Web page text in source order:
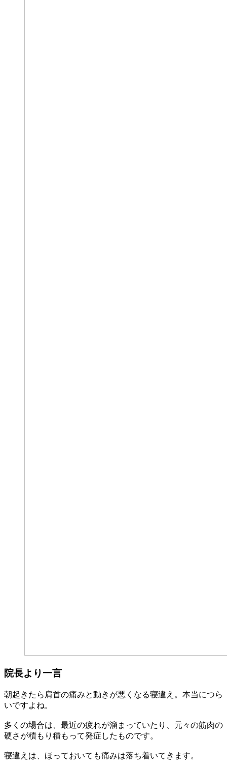
院長より一言
朝起きたら肩首の痛みと動きが悪くなる寝違え。本当につら
いですよね。
多くの場合は、最近の疲れが溜まっていたり、元々の筋肉の
硬さが積もり積もって発症したものです。
寝違えは、ほっておいても痛みは落ち着いてきます。